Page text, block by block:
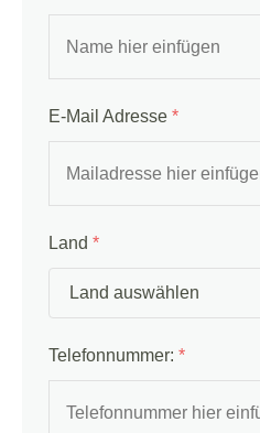
E-Mail Adresse *
Land *
Telefonnummer: *